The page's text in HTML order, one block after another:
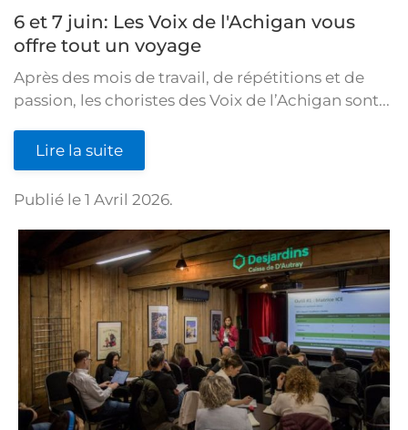
6 et 7 juin: Les Voix de l'Achigan vous
offre tout un voyage
Après des mois de travail, de répétitions et de
passion, les choristes des Voix de l’Achigan sont...
Lire la suite
Publié le 1 Avril 2026.